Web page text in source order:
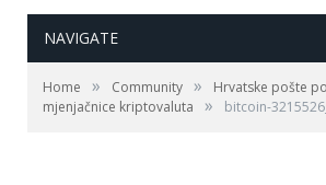
NAVIGATE
Home » Community »
Hrvatske pošte
mjenjačnice kriptovaluta
» bitcoin-